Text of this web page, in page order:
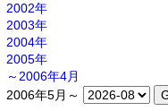
2002年
2003年
2004年
2005年
～2006年4月
2006年5月～